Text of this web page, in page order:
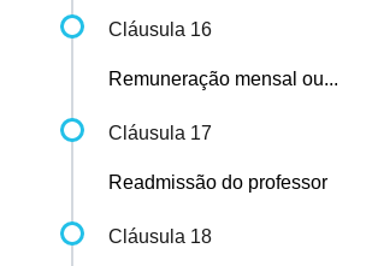
Cláusula 16
Remuneração mensal ou...
Cláusula 17
Readmissão do professor
Cláusula 18